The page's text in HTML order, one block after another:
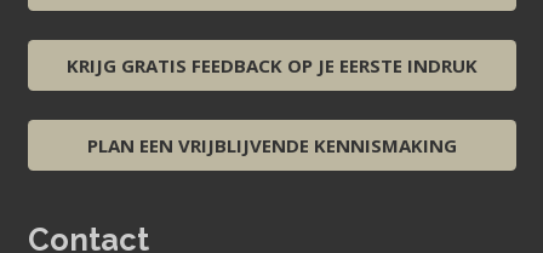
KRIJG GRATIS FEEDBACK OP JE EERSTE INDRUK
PLAN EEN VRIJBLIJVENDE KENNISMAKING
Contact